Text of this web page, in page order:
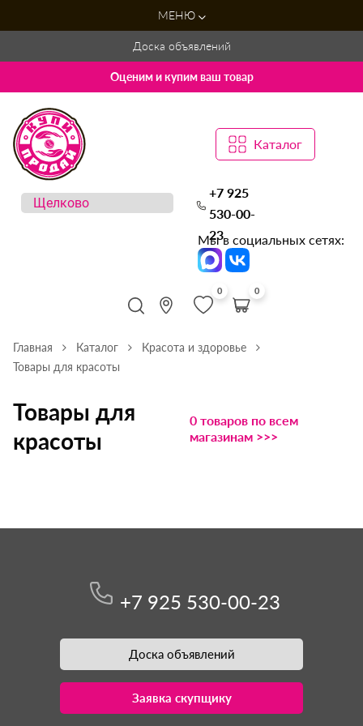
МЕНЮ
Доска объявлений
Оценим и купим ваш товар
Каталог
+7 925
530-00-
23
Мы в социальных сетях:
0 0
Главная Каталог
Красота и здоровье
Товары для красоты
Товары для
красоты
0 товаров по всем
магазинам >>>
+7 925 530-00-23
Доска объявлений
Заявка скупщику